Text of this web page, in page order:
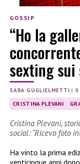
GOSSIP
“Ho la
sexting sui
SARA GUGLIELMETTI | 8
CRISTINA PLEVANI
Cristina Plevani,
social: “Ricevo foto
Ha vinto la prima
venticinque anni